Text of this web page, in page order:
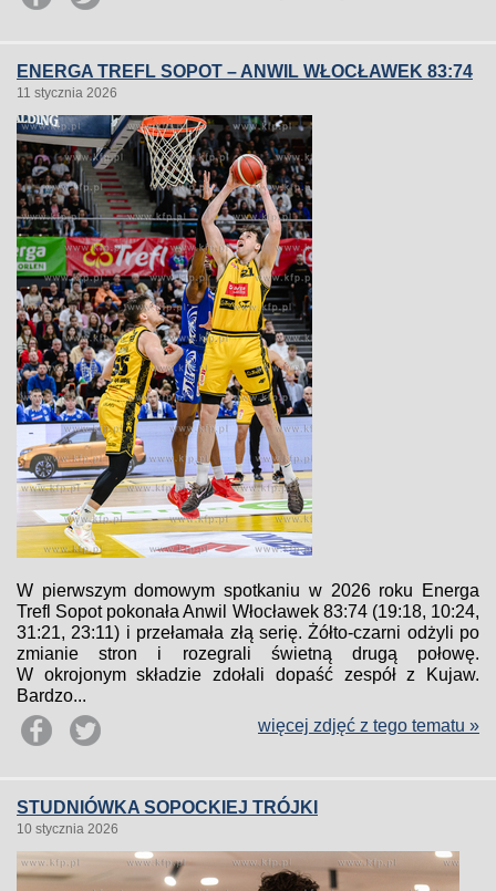
ENERGA TREFL SOPOT – ANWIL WŁOCŁAWEK 83:74
11 stycznia 2026
W pierwszym domowym spotkaniu w 2026 roku Energa
Trefl Sopot pokonała Anwil Włocławek 83:74 (19:18, 10:24,
31:21, 23:11) i przełamała złą serię. Żółto-czarni odżyli po
zmianie stron i rozegrali świetną drugą połowę.
W okrojonym składzie zdołali dopaść zespół z Kujaw.
Bardzo...
więcej zdjęć z tego tematu »
STUDNIÓWKA SOPOCKIEJ TRÓJKI
10 stycznia 2026